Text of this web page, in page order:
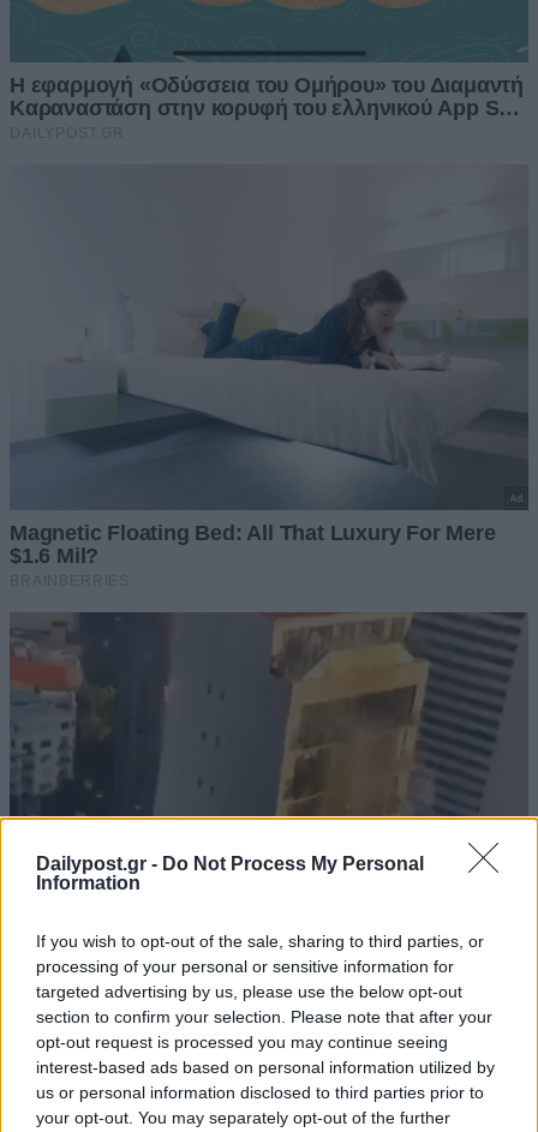
Dailypost.gr - Do Not Process My Personal
Information
If you wish to opt-out of the sale, sharing to third parties, or
processing of your personal or sensitive information for
targeted advertising by us, please use the below opt-out
section to confirm your selection. Please note that after your
opt-out request is processed you may continue seeing
interest-based ads based on personal information utilized by
us or personal information disclosed to third parties prior to
your opt-out. You may separately opt-out of the further